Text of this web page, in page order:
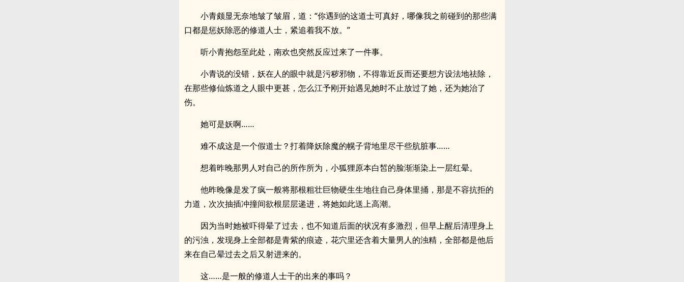
小青颇显无奈地皱了皱眉，道：“你遇到的这道士可真好，哪像我之前碰到的那些满
口都是惩妖除恶的修道人士，紧追着我不放。”
听小青抱怨至此处，南欢也突然反应过来了一件事。
小青说的没错，妖在人的眼中就是污秽邪物，不得靠近反而还要想方设法地祛除，
在那些修仙炼道之人眼中更甚，怎么江予刚开始遇见她时不止放过了她，还为她治了
伤。
她可是妖啊……
难不成这是一个假道士？打着降妖除魔的幌子背地里尽干些肮脏事……
想着昨晚那男人对自己的所作所为，小狐狸原本白皙的脸渐渐染上一层红晕。
他昨晚像是发了疯一般将那根粗壮巨物硬生生地往自己身体里捅，那是不容抗拒的
力道，次次抽插冲撞间欲根层层递进，将她如此送上高潮。
因为当时她被吓得晕了过去，也不知道后面的状况有多激烈，但早上醒后清理身上
的污浊，发现身上全部都是青紫的痕迹，花穴里还含着大量男人的浊精，全部都是他后
来在自己晕过去之后又射进来的。
这……是一般的修道人士干的出来的事吗？